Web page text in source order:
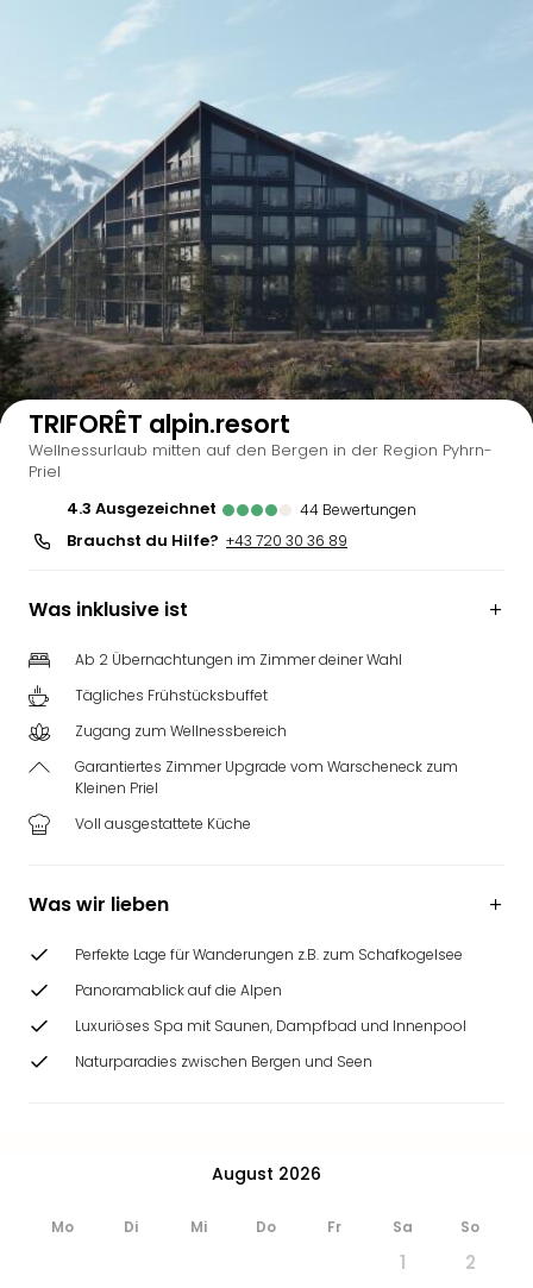
Auf der Karte anzeigen
TRIFORÊT alpin.resort
Wellnessurlaub mitten auf den Bergen in der Region Pyhrn-
Priel
4.3
ausgezeichnet 44 Bewertungen
Brauchst du Hilfe? +43 720 30 36 89
Was inklusive ist
Ab 2 Übernachtungen im Zimmer deiner Wahl
Tägliches Frühstücksbuffet
Zugang zum Wellnessbereich
Garantiertes Zimmer Upgrade vom Warscheneck zum
Kleinen Priel
Voll ausgestattete Küche
Was wir lieben
Perfekte Lage für Wanderungen z.B. zum Schafkogelsee
Panoramablick auf die Alpen
Luxuriöses Spa mit Saunen, Dampfbad und Innenpool
Naturparadies zwischen Bergen und Seen
August 2026
Mo Di Mi Do Fr Sa So
1
2